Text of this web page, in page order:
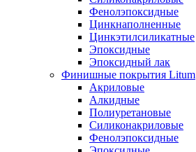
Фенолэпоксидные
Цинкнаполненные
Цинкэтилсиликатные
Эпоксидные
Эпоксидный лак
Финишные покрытия Litum
Акриловые
Алкидные
Полиуретановые
Силиконакриловые
Фенолэпоксидные